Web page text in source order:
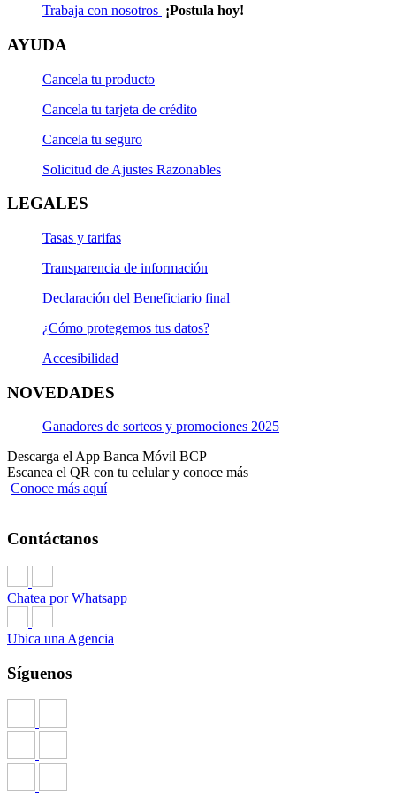
Trabaja con nosotros ¡Postula hoy!
AYUDA
Cancela tu producto
Cancela tu tarjeta de crédito
Cancela tu seguro
Solicitud de Ajustes Razonables
LEGALES
Tasas y tarifas
Transparencia de información
Declaración del Beneficiario final
¿Cómo protegemos tus datos?
Accesibilidad
NOVEDADES
Ganadores de sorteos y promociones 2025
Descarga el App Banca Móvil BCP
Escanea el QR con tu celular y conoce más
Conoce más aquí
Contáctanos
Chatea por Whatsapp
Ubica una Agencia
Síguenos